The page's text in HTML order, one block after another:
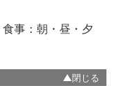
食事：朝・昼・夕